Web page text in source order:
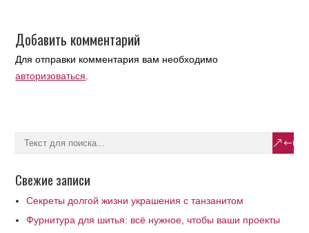
Добавить комментарий
Для отправки комментария вам необходимо
авторизоваться
Свежие записи
Секреты долгой жизни украшения с танзанитом
Фурнитура для шитья: всё нужное, чтобы ваши проекты